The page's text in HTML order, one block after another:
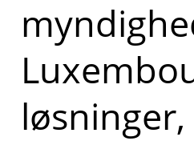
løsninger,